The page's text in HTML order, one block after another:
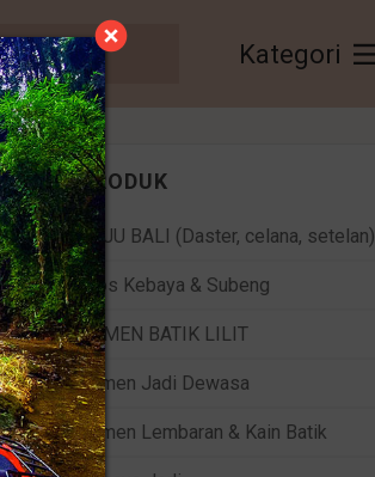
Kategori
PRODUK
BAJU BALI (Daster, celana, setelan)
Bros Kebaya & Subeng
KAMEN BATIK LILIT
Kamen Jadi Dewasa
Kamen Lembaran & Kain Batik